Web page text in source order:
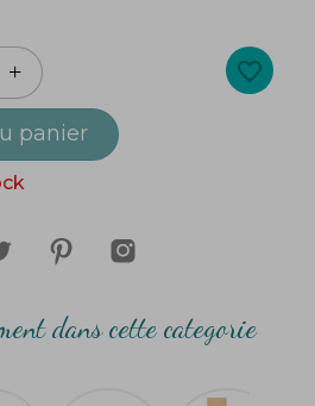
panier
favorite_border
dans cette categorie